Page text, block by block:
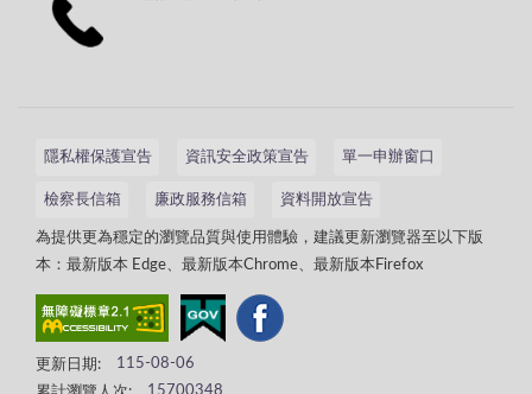
隱私權保護宣告 資訊安全政策宣告 單一申辦窗口
檢察長信箱 廉政服務信箱 資料開放宣告
為提供更為穩定的瀏覽品質與使用體驗，建議更新瀏覽器至以下版
本：最新版本 Edge、最新版本Chrome、最新版本Firefox
更新日期:
115-08-06